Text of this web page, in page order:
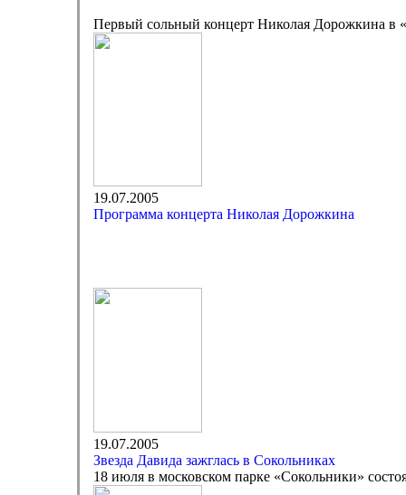
Первый сольный концерт Николая Дорожкина в
19.07.2005
Программа концерта Николая Дорожкина
19.07.2005
Звезда Давида зажглась в Сокольниках
18 июля в московском парке «Сокольники»